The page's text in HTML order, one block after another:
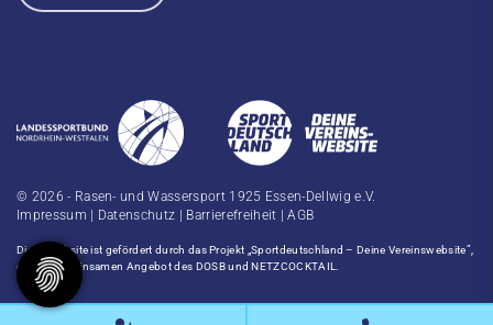
© 2026 - Rasen- und Wassersport 1925 Essen-Dellwig e.V.
Impressum | Datenschutz | Barrierefreiheit |AGB
Diese Website ist gefördert durch das Projekt „Sportdeutschland – Deine Vereinswebsite”,
einem gemeinsamen Angebot des DOSB und NETZCOCKTAIL.